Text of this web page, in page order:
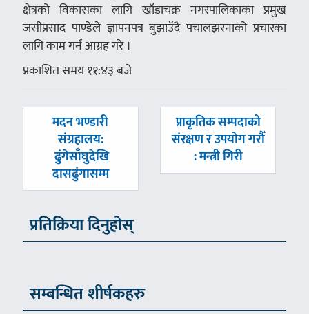
क्षेत्रको विकासका लागि खाँडाचक्र नगरपालिकाका प्रमुख
जसीप्रसाद पाण्डेले ज्ञापनपत्र बुझाउँदै पचालझरनाको प्रचारका
लागि काम गर्न आग्रह गरे ।
प्रकाशित समय ११:४३ बजे
पछिल्लाे
मदन भण्डारी
संग्रहालय:
ढुंगेसाँघुदेखि
दासढुंगासम्म
अघिल्लाे
-
प्राकृतिक सम्पदाको
संरक्षण र उपयोग गरौँ
: मन्त्री गिरी
प्रतिक्रिया दिनुहोस्
सम्बन्धित शीर्षकहरु